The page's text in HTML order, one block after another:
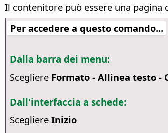
Il contenitore può essere una
Per accedere a questo comando...
Dalla barra dei menu:
Scegliere Formato - Allinea testo -
Dall'interfaccia a schede:
Scegliere Inizio